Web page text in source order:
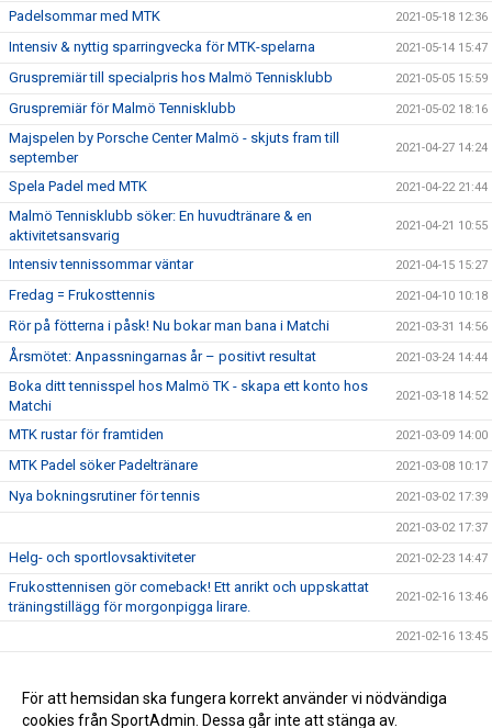
Padelsommar med MTK 2021-05-18 12:36
Intensiv & nyttig sparringvecka för MTK-spelarna 2021-05-14 15:47
Gruspremiär till specialpris hos Malmö Tennisklubb 2021-05-05 15:59
Gruspremiär för Malmö Tennisklubb 2021-05-02 18:16
Majspelen by Porsche Center Malmö - skjuts fram till
september
2021-04-27 14:24
Spela Padel med MTK 2021-04-22 21:44
Malmö Tennisklubb söker: En huvudtränare & en
aktivitetsansvarig
2021-04-21 10:55
Intensiv tennissommar väntar 2021-04-15 15:27
Fredag = Frukosttennis 2021-04-10 10:18
Rör på fötterna i påsk! Nu bokar man bana i Matchi 2021-03-31 14:56
Årsmötet: Anpassningarnas år – positivt resultat 2021-03-24 14:44
Boka ditt tennisspel hos Malmö TK - skapa ett konto hos
Matchi
2021-03-18 14:52
MTK rustar för framtiden 2021-03-09 14:00
MTK Padel söker Padeltränare 2021-03-08 10:17
Nya bokningsrutiner för tennis 2021-03-02 17:39
2021-03-02 17:37
Helg- och sportlovsaktiviteter 2021-02-23 14:47
Frukosttennisen gör comeback! Ett anrikt och uppskattat
träningstillägg för morgonpigga lirare.
2021-02-16 13:46
2021-02-16 13:45
Välkommen tillbaka! 2021-02-16 13:40
För att hemsidan ska fungera korrekt använder vi nödvändiga
cookies från SportAdmin. Dessa går inte att stänga av.